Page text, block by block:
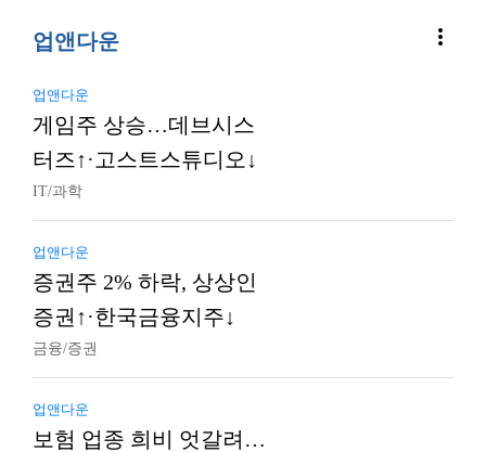
업앤다운 more_vert
업앤다운
게임주 상승…데브시스
터즈↑·고스트스튜디오↓
IT/과학
업앤다운
증권주 2% 하락, 상상인
증권↑·한국금융지주↓
금융/증권
업앤다운
보험 업종 희비 엇갈려…